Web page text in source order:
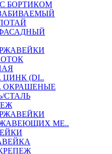
БОРТИКОМ
ЦИНК (DI..
ОКРАШЕНЫЕ
СТАЛЬ
МЕ..